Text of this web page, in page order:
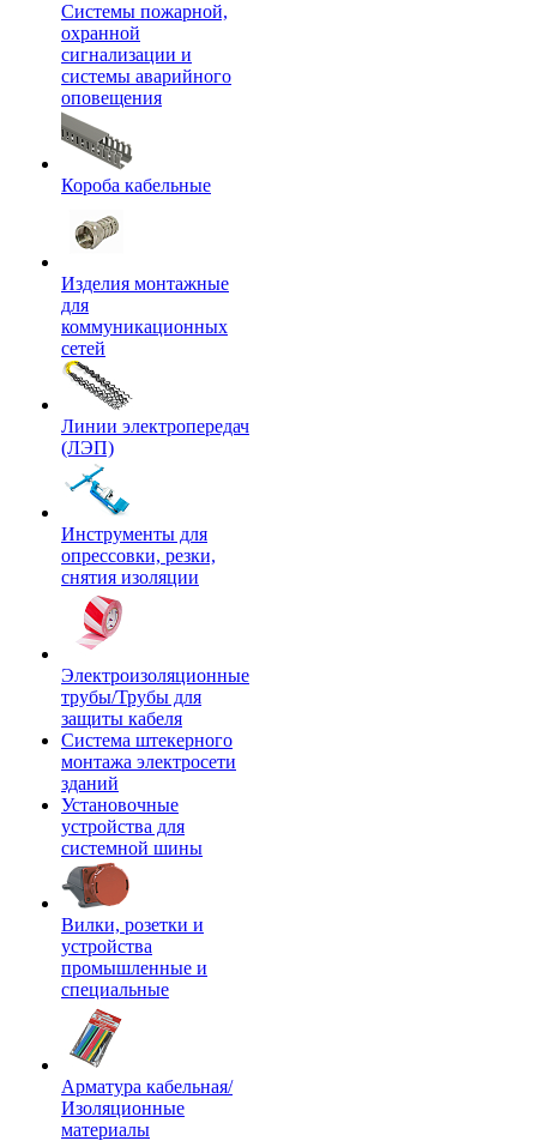
Системы пожарной,
охранной
сигнализации и
системы аварийного
оповещения
Короба кабельные
Изделия монтажные
для
коммуникационных
сетей
Линии электропередач
(ЛЭП)
Инструменты для
опрессовки, резки,
снятия изоляции
Электроизоляционные
трубы/Трубы для
защиты кабеля
Система штекерного
монтажа электросети
зданий
Установочные
устройства для
системной шины
Вилки, розетки и
устройства
промышленные и
специальные
Арматура кабельная/
Изоляционные
материалы